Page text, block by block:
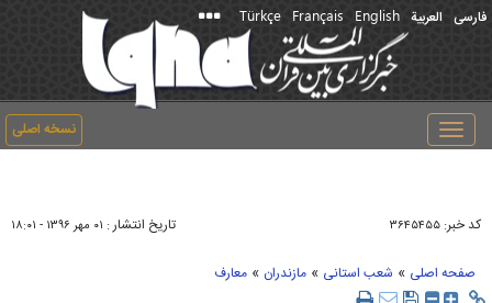
فارسی العربیة English
Français
Türkçe
نسخه اصلی
Toggle
navigation
کد خبر: ۳۶۴۵۴۵۵ تاریخ انتشار : ۰۱ مهر ۱۳۹۶ - ۱۸:۰۱
صفحه اصلی » شعب استانی » مازندران » معارف